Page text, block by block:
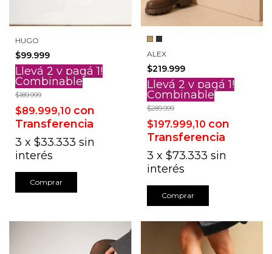
HUGO
$99.999
Llevá 2 y pagá 1!
Combinable
$189.999
$89.999,10 con
Transferencia
3 x $33.333 sin
interés
Comprar
ALEX
$219.999
Llevá 2 y pagá 1!
Combinable
$289.999
$197.999,10 con
Transferencia
3 x $73.333 sin
interés
Comprar